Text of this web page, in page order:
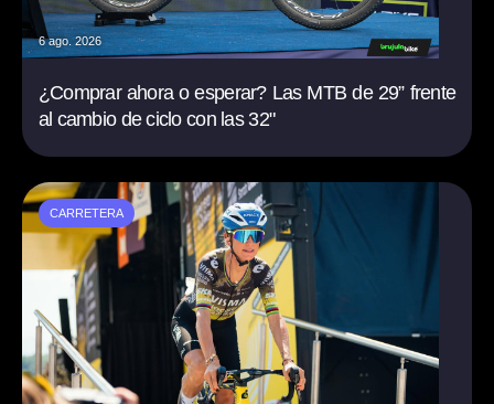
6 ago. 2026
¿Comprar ahora o esperar? Las MTB de 29” frente
al cambio de ciclo con las 32"
CARRETERA